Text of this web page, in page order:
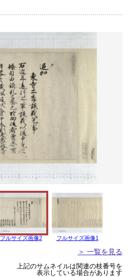
フルサイズ画像2 フルサイズ画像1
＞ 一覧を見る
上記のサムネイルは関連の枝番号を
表示している場合があります